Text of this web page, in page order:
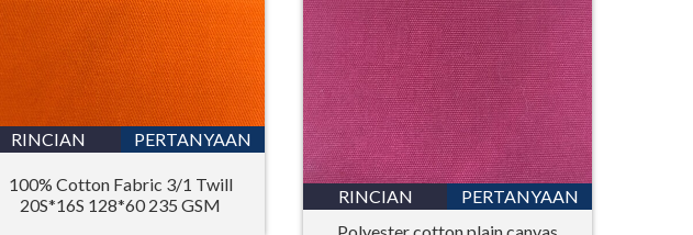
RINCIAN PERTANYAAN
100% Cotton Fabric 3/1 Twill
20S*16S 128*60 235 GSM
RINCIAN
PERTANYAAN